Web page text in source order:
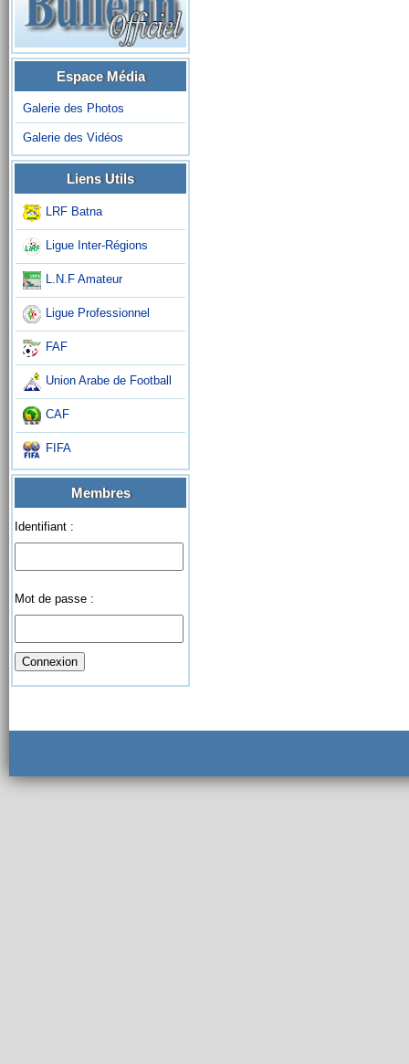
Espace Média
Galerie des Photos
Galerie des Vidéos
Liens Utils
LRF Batna
Ligue Inter-Régions
L.N.F Amateur
Ligue Professionnel
FAF
Union Arabe de Football
CAF
FIFA
Membres
Identifiant :
Mot de passe :